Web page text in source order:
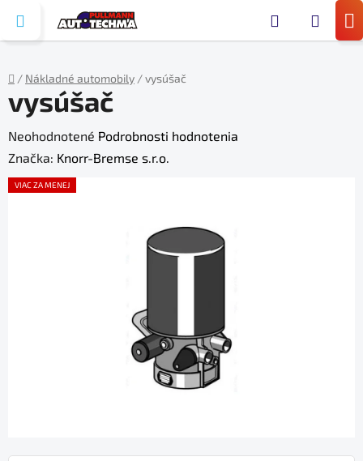
obsah
Domov
/ Nákladné automobily /vysúšač
vysúšač
Priemerné
hodnotenie
produktu
Neohodnotené Podrobnosti hodnotenia
Značka: Knorr-Bremse s.r.o.
VIAC ZA MENEJ